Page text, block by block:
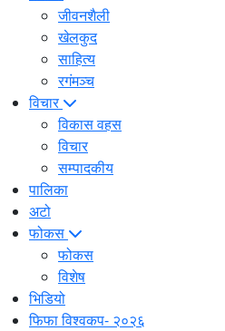
जीवनशैली
खेलकुद
साहित्य
रगंमञ्च
विचार
विकास वहस
विचार
सम्पादकीय
पालिका
अटो
फोकस
फोकस
विशेष
भिडियो
फिफा विश्वकप- २०२६